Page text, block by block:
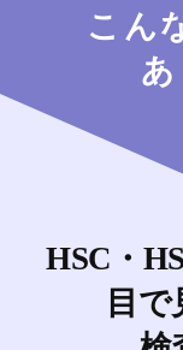
こん
HSC・
目